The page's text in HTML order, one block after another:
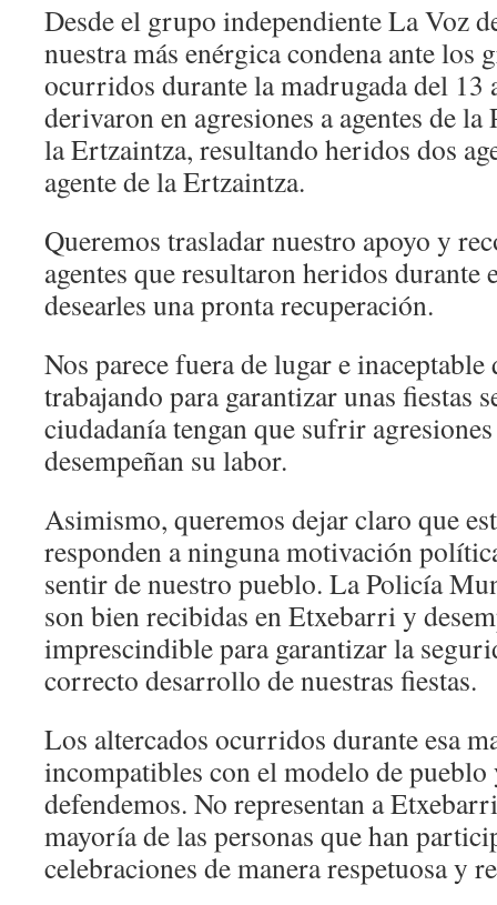
Desde el grupo independiente La Voz
nuestra más enérgica condena ante los
ocurridos durante la madrugada del 13
derivaron en agresiones a agentes de
la Ertzaintza, resultando heridos dos
agente de la Ertzaintza.
Queremos trasladar nuestro apoyo y
agentes que resultaron heridos durante
desearles una pronta recuperación.
Nos parece fuera de lugar e inaceptable
trabajando para garantizar unas fiestas
ciudadanía tengan que sufrir
desempeñan su labor.
Asimismo, queremos dejar claro que
responden a ninguna motivación
sentir de nuestro pueblo. La Policía
son bien recibidas en Etxebarri y
imprescindible para garantizar la
correcto desarrollo de nuestras fiestas.
Los altercados ocurridos durante esa
incompatibles con el modelo de pueblo
defendemos. No representan a
mayoría de las personas que han
celebraciones de manera respetuosa y